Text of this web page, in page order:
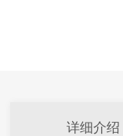
详细介绍